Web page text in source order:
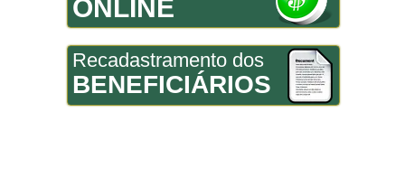
ONLINE
Recadastramento dos
BENEFICIÁRIOS